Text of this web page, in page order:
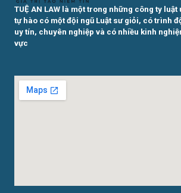
TUỆ AN LAW là một trong những công ty luật
tự hào có một đội ngũ Luật sư giỏi, có trình
uy tín, chuyên nghiệp và có nhiều kinh
vực